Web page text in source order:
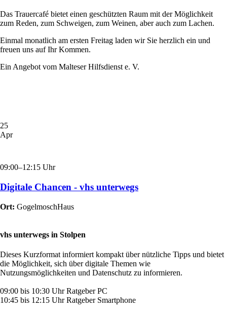
Das Trauercafé bietet einen geschützten Raum mit der Möglichkeit
zum Reden, zum Schweigen, zum Weinen, aber auch zum Lachen.
Einmal monatlich am ersten Freitag laden wir Sie herzlich ein und
freuen uns auf Ihr Kommen.
Ein Angebot vom Malteser Hilfsdienst e. V.
25
Apr
09:00–12:15 Uhr
Digitale Chancen - vhs unterwegs
Ort: GogelmoschHaus
vhs unterwegs in Stolpen
Dieses Kurzformat informiert kompakt über nützliche Tipps und bietet
die Möglichkeit, sich über digitale Themen wie
Nutzungsmöglichkeiten und Datenschutz zu informieren.
09:00 bis 10:30 Uhr Ratgeber PC
10:45 bis 12:15 Uhr Ratgeber Smartphone